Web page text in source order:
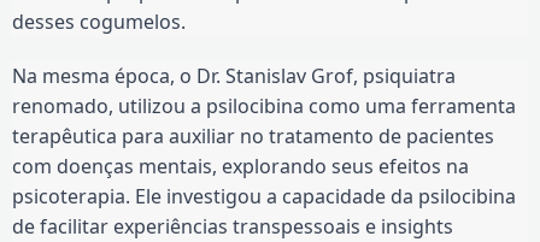
desses cogumelos.
Na mesma época, o Dr. Stanislav Grof, psiquiatra
renomado, utilizou a psilocibina como uma ferramenta
terapêutica para auxiliar no tratamento de pacientes
com doenças mentais, explorando seus efeitos na
psicoterapia. Ele investigou a capacidade da psilocibina
de facilitar experiências transpessoais e insights